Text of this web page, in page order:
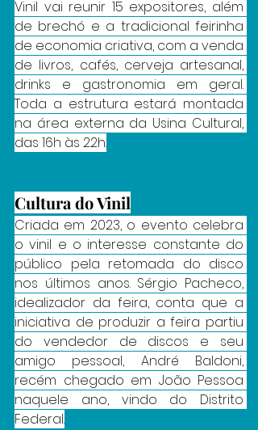
Vinil vai reunir 15 expositores, além
de brechó e a tradicional feirinha
de economia criativa, com a venda
de livros, cafés, cerveja artesanal,
drinks e gastronomia em geral.
Toda a estrutura estará montada
na área externa da Usina Cultural,
das 16h às 22h.
Cultura do Vinil
Criada em 2023, o evento celebra
o vinil e o interesse constante do
público pela retomada do disco
nos últimos anos. Sérgio Pacheco,
idealizador da feira, conta que a
iniciativa de produzir a feira partiu
do vendedor de discos e seu
amigo pessoal, André Baldoni,
recém chegado em João Pessoa
naquele ano, vindo do Distrito
Federal.